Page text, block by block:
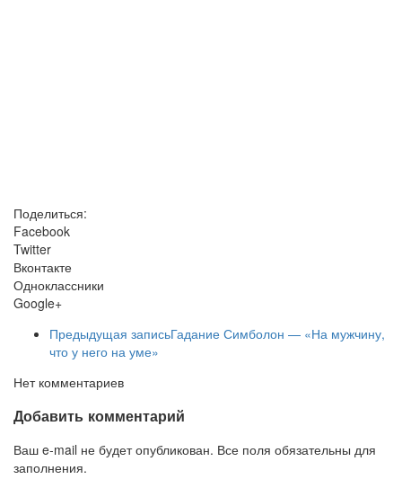
Поделиться:
Facebook
Twitter
Вконтакте
Одноклассники
Google+
Предыдущая записьГадание Симболон — «На мужчину,
что у него на уме»
Нет комментариев
Добавить комментарий
Ваш e-mail не будет опубликован. Все поля обязательны для
заполнения.